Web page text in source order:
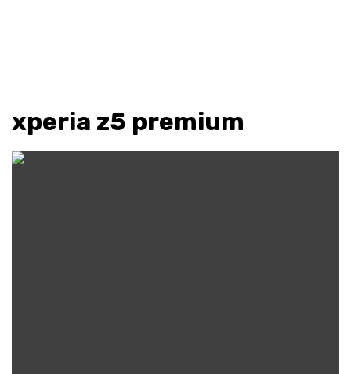
xperia z5 premium